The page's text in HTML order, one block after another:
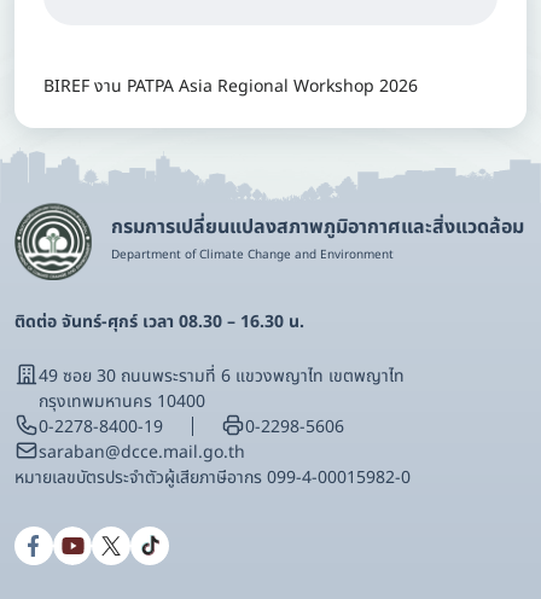
BIREF งาน PATPA Asia Regional Workshop 2026
กรมการเปลี่ยนแปลงสภาพภูมิอากาศและสิ่งแวดล้อม
Department of Climate Change and Environment
ติดต่อ จันทร์-ศุกร์ เวลา 08.30 – 16.30 น.
49 ซอย 30 ถนนพระรามที่ 6 แขวงพญาไท เขตพญาไท
กรุงเทพมหานคร 10400
0-2278-8400-19
0-2298-5606
saraban@dcce.mail.go.th
หมายเลขบัตรประจําตัวผู้เสียภาษีอากร 099-4-00015982-0